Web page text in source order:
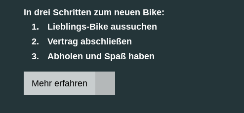
In drei Schritten zum neuen Bike:
Lieblings-Bike aussuchen
Vertrag abschließen
Abholen und Spaß haben
Mehr erfahren